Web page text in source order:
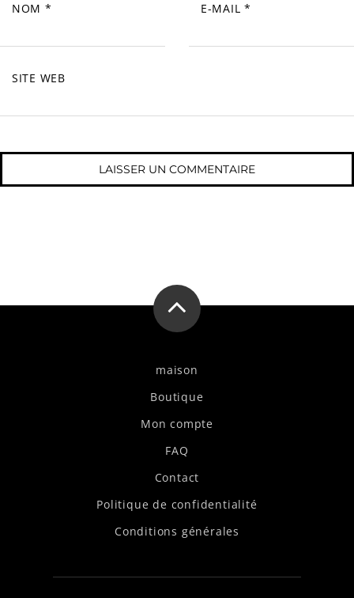
NOM * E-MAIL *
SITE WEB
maison
Boutique
Mon compte
FAQ
Contact
Politique de confidentialité
Conditions générales